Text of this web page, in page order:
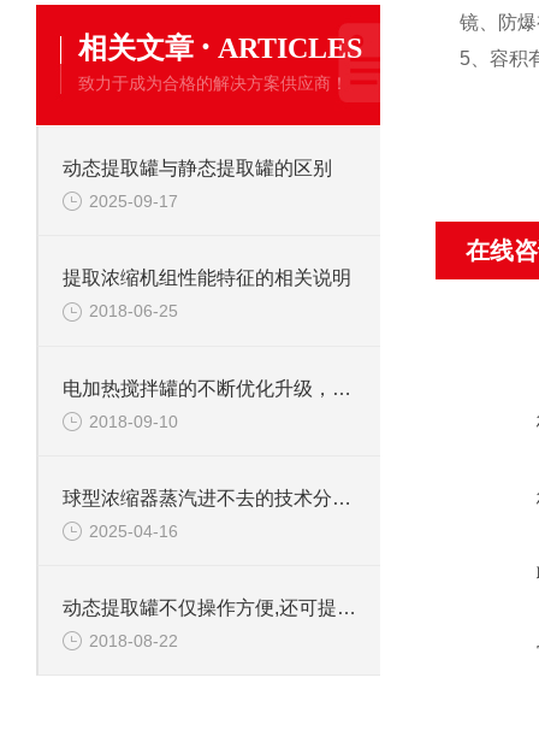
相关文章 · ARTICLES
致力于成为合格的解决方案供应商！
动态提取罐与静态提取罐的区别
2025-09-17
提取浓缩机组性能特征的相关说明
2018-06-25
电加热搅拌罐的不断优化升级，推动了行业的发展
2018-09-10
球型浓缩器蒸汽进不去的技术分析与应对措施
2025-04-16
动态提取罐不仅操作方便,还可提高生产效率
2018-08-22
镜、防
5、容积
在线